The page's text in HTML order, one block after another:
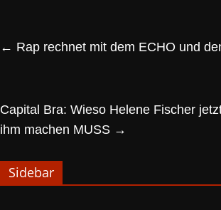
← Rap rechnet mit dem ECHO und
Capital Bra: Wieso Helene Fischer
ihm machen MUSS →
Sidebar